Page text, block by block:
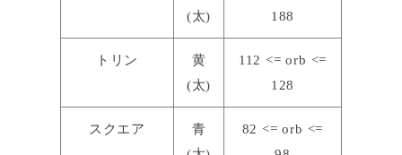
(太)
188
トリン
黄
(太)
112 <= orb <=
128
スクエア
青
82 <= orb <=